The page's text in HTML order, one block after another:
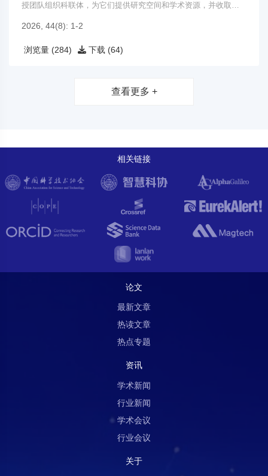
授团队组织科联体，为它们提供研究空间和学术资源，并收取管
2026, 44(8): 1-2
浏览量 (284) 下载 (64)
查看更多 +
相关链接
论文
最新文章
热读文章
热点专题
资讯
学术新闻
行业新闻
学术会议
行业会议
关于